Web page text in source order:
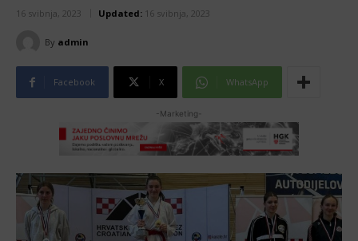
16 svibnja, 2023 Updated: 16 svibnja, 2023
By admin
Facebook X WhatsApp
-Marketing-